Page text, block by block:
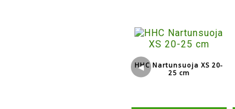
◀
HHC Nartunsuoja XS 20-
25 cm